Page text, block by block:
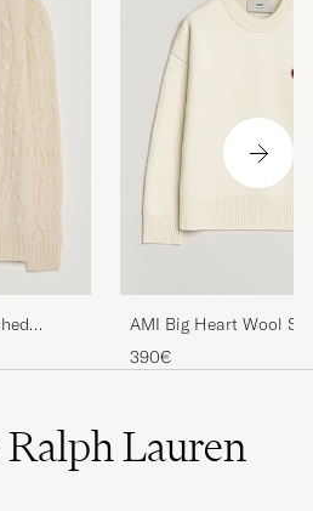
AMI Big Heart Wool
390€
Ralph Lauren